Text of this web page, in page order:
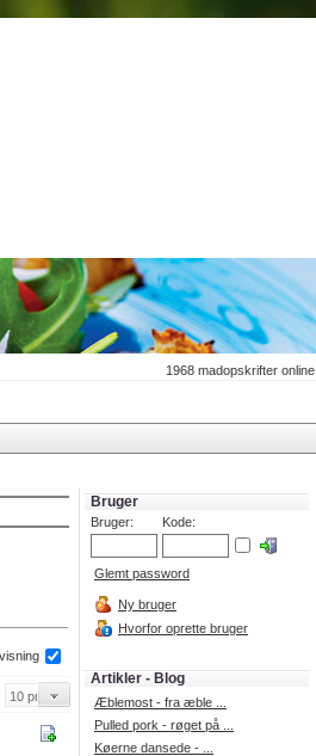
1968 madopskrifter online
Bruger
Bruger: Kode:
Glemt password
Ny bruger
Hvorfor oprette bruger
Artikler - Blog
Æblemost - fra æble ...
Pulled pork - røget på ...
Køerne dansede - ...